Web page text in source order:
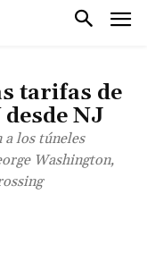
tarifas de
NJ
a los túneles
Washington,